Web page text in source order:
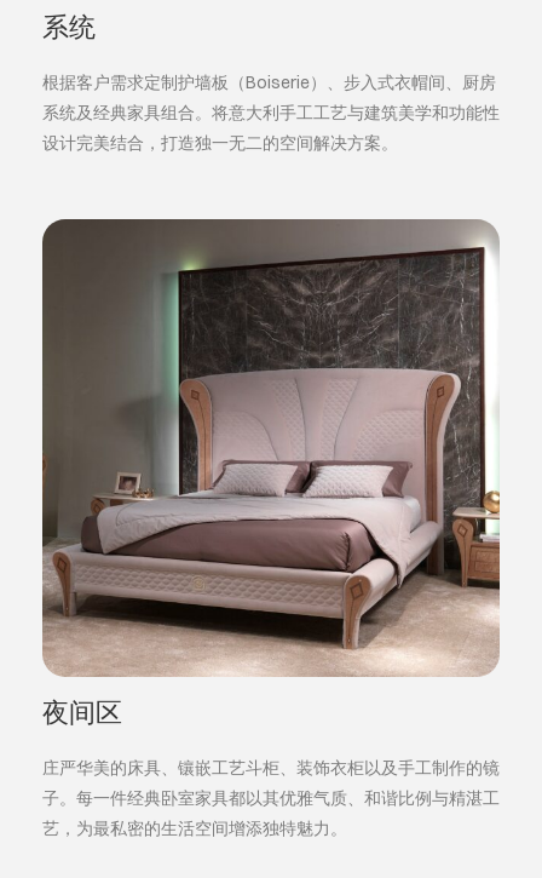
系统
根据客户需求定制护墙板（Boiserie）、步入式衣帽间、厨房
系统及经典家具组合。将意大利手工工艺与建筑美学和功能性
设计完美结合，打造独一无二的空间解决方案。
夜间区
庄严华美的床具、镶嵌工艺斗柜、装饰衣柜以及手工制作的镜
子。每一件经典卧室家具都以其优雅气质、和谐比例与精湛工
艺，为最私密的生活空间增添独特魅力。